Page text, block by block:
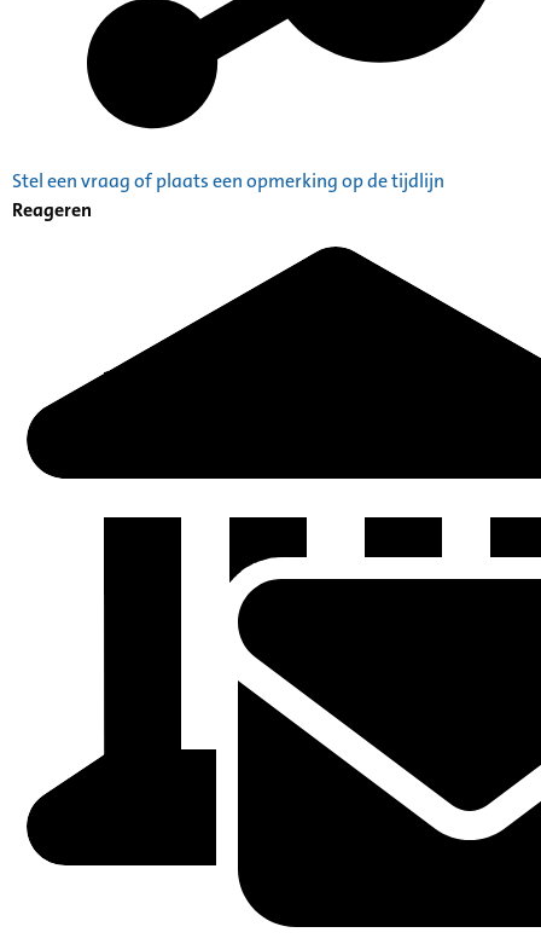
Stel een vraag of plaats een opmerking op de tijdlijn
Reageren